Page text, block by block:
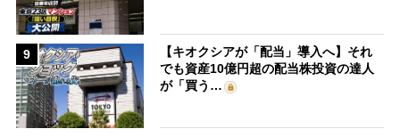
9
【キオクシアが「配当」導入へ】それ
でも資産10億円超の配当株投資の達人
が「買う…